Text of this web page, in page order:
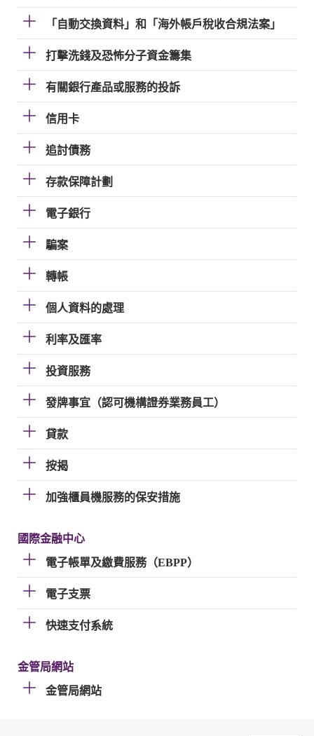
「自動交換資料」和「海外帳戶稅收合規法案」
打擊洗錢及恐怖分子資金籌集
有關銀行產品或服務的投訴
信用卡
追討債務
存款保障計劃
電子銀行
騙案
轉帳
個人資料的處理
利率及匯率
投資服務
發牌事宜（認可機構證券業務員工）
貸款
按揭
加強櫃員機服務的保安措施
國際金融中心
電子帳單及繳費服務（EBPP）
電子支票
快速支付系統
金管局網站
金管局網站